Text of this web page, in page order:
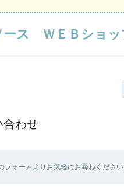
ース ＷＥＢショッ
合わせ
ォームよりお気軽にお尋ねください